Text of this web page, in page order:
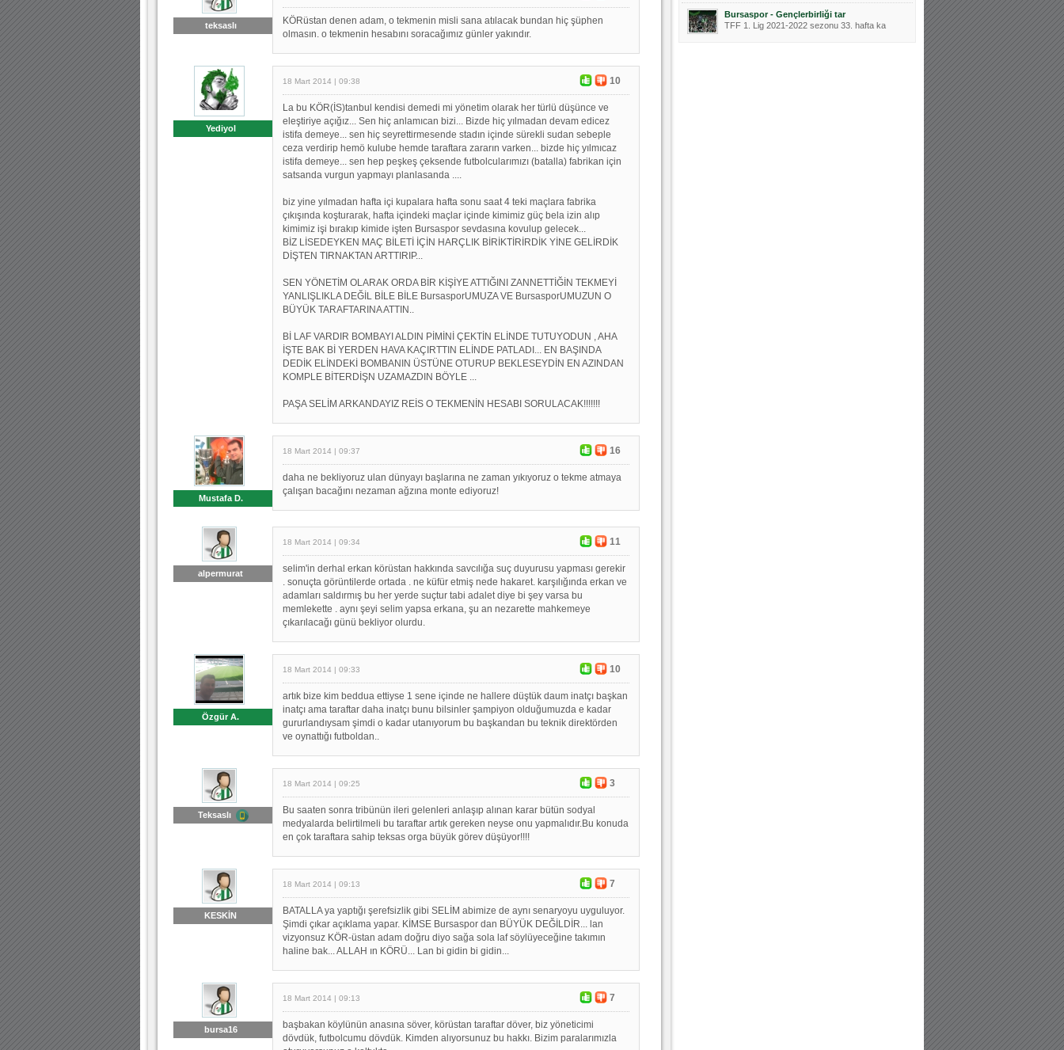
teksaslı
KÖRüstan denen adam, o tekmenin misli sana atılacak bundan hiç şüphen
olmasın. o tekmenin hesabını soracağımız günler yakındır.
Yediyol
18 Mart 2014 | 09:38 10
La bu KÖR(İS)tanbul kendisi demedi mi yönetim olarak her türlü düşünce ve
eleştiriye açığız... Sen hiç anlamıcan bizi... Bizde hiç yılmadan devam edicez
istifa demeye... sen hiç seyrettirmesende stadın içinde sürekli sudan sebeple
ceza verdirip hemö kulube hemde taraftara zararın varken... bizde hiç yılmıcaz
istifa demeye... sen hep peşkeş çeksende futbolcularımızı (batalla) fabrikan için
satsanda vurgun yapmayı planlasanda ....
biz yine yılmadan hafta içi kupalara hafta sonu saat 4 teki maçlara fabrika
çıkışında koşturarak, hafta içindeki maçlar içinde kimimiz güç bela izin alıp
kimimiz işi bırakıp kimide işten Bursaspor sevdasına kovulup gelecek...
BİZ LİSEDEYKEN MAÇ BİLETİ İÇİN HARÇLIK BİRİKTİRİRDİK YİNE GELİRDİK
DİŞTEN TIRNAKTAN ARTTIRIP...
SEN YÖNETİM OLARAK ORDA BİR KİŞİYE ATTIĞINI ZANNETTİĞİN TEKMEYİ
YANLIŞLIKLA DEĞİL BİLE BİLE BursasporUMUZA VE BursasporUMUZUN O
BÜYÜK TARAFTARINA ATTIN..
Bİ LAF VARDIR BOMBAYI ALDIN PİMİNİ ÇEKTİN ELİNDE TUTUYODUN , AHA
İŞTE BAK Bİ YERDEN HAVA KAÇIRTTIN ELİNDE PATLADI... EN BAŞINDA
DEDİK ELİNDEKİ BOMBANIN ÜSTÜNE OTURUP BEKLESEYDİN EN AZINDAN
KOMPLE BİTERDİŞN UZAMAZDIN BÖYLE ...
PAŞA SELİM ARKANDAYIZ REİS O TEKMENİN HESABI SORULACAK!!!!!!!
Mustafa D.
18 Mart 2014 | 09:37 16
daha ne bekliyoruz ulan dünyayı başlarına ne zaman yıkıyoruz o tekme atmaya
çalışan bacağını nezaman ağzına monte ediyoruz!
alpermurat
18 Mart 2014 | 09:34 11
selim'in derhal erkan körüstan hakkında savcılığa suç duyurusu yapması gerekir
. sonuçta görüntilerde ortada . ne küfür etmiş nede hakaret. karşılığında erkan ve
adamları saldırmış bu her yerde suçtur tabi adalet diye bi şey varsa bu
memlekette . aynı şeyi selim yapsa erkana, şu an nezarette mahkemeye
çıkarılacağı günü bekliyor olurdu.
Özgür A.
18 Mart 2014 | 09:33 10
artık bize kim beddua ettiyse 1 sene içinde ne hallere düştük daum inatçı başkan
inatçı ama taraftar daha inatçı bunu bilsinler şampiyon olduğumuzda e kadar
gururlandıysam şimdi o kadar utanıyorum bu başkandan bu teknik direktörden
ve oynattığı futboldan..
Teksaslı
18 Mart 2014 | 09:25 3
Bu saaten sonra tribünün ileri gelenleri anlaşıp alınan karar bütün sodyal
medyalarda belirtilmeli bu taraftar artık gereken neyse onu yapmalıdır.Bu konuda
en çok taraftara sahip teksas orga büyük görev düşüyor!!!!
KESKİN
18 Mart 2014 | 09:13 7
BATALLA ya yaptığı şerefsizlik gibi SELİM abimize de aynı senaryoyu uyguluyor.
Şimdi çıkar açıklama yapar. KİMSE Bursaspor dan BÜYÜK DEĞİLDİR... lan
vizyonsuz KÖR-üstan adam doğru diyo sağa sola laf söylüyeceğine takımın
haline bak... ALLAH ın KÖRÜ... Lan bi gidin bi gidin...
bursa16
18 Mart 2014 | 09:13 7
başbakan köylünün anasına söver, körüstan taraftar döver, biz yöneticimi
dövdük, futbolcumu dövdük. Kimden alıyorsunuz bu hakkı. Bizim paralarımızla
Bursaspor - Gençlerbirliği tar
TFF 1. Lig 2021-2022 sezonu 33. hafta ka